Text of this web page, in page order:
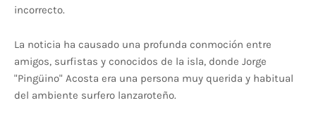
incorrecto.
La noticia ha causado una profunda conmoción entre
amigos, surfistas y conocidos de la isla, donde Jorge
"Pingüino" Acosta era una persona muy querida y habitual
del ambiente surfero lanzaroteño.